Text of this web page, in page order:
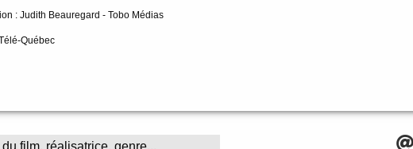
: Judith Beauregard - Tobo Médias
Québec